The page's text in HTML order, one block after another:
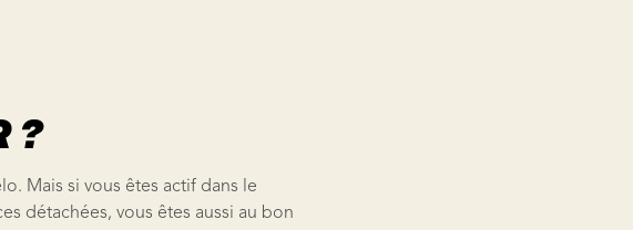
?
Mais si vous êtes actif dans le
détachées, vous êtes aussi au bon